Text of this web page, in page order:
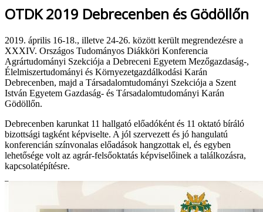
OTDK 2019 Debrecenben és Gödöllőn
2019. április 16-18., illetve 24-26. között került megrendezésre a
XXXIV. Országos Tudományos Diákköri Konferencia
Agrártudományi Szekciója a Debreceni Egyetem Mezőgazdaság-,
Élelmiszertudományi és Környezetgazdálkodási Karán
Debrecenben, majd a Társadalomtudományi Szekciója a Szent
István Egyetem Gazdaság- és Társadalomtudományi Karán
Gödöllőn.
Debrecenben karunkat 11 hallgató előadóként és 11 oktató bíráló
bizottsági tagként képviselte. A jól szervezett és jó hangulatú
konferencián színvonalas előadások hangzottak el, és egyben
lehetősége volt az agrár-felsőoktatás képviselőinek a találkozásra,
kapcsolatépítésre.